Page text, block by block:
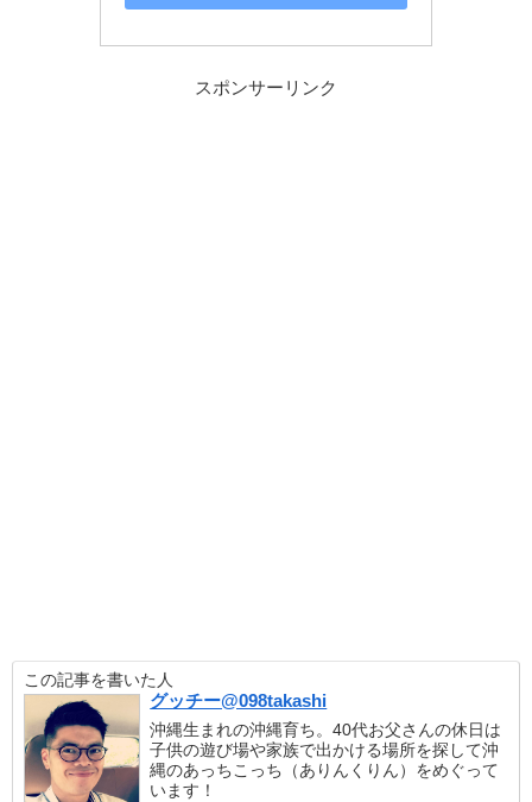
スポンサーリンク
この記事を書いた人
グッチー@098takashi
沖縄生まれの沖縄育ち。40代お父さんの休日は
子供の遊び場や家族で出かける場所を探して沖
縄のあっちこっち（ありんくりん）をめぐって
います！